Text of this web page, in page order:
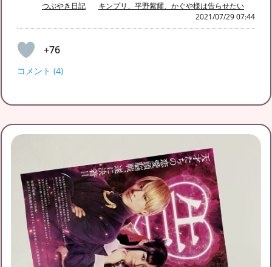
つぶやき日記
キンプリ、平野紫耀、かぐや様は告らせたい
2021/07/29 07:44
+76
コメント (4)